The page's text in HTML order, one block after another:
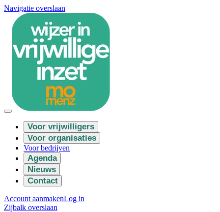
Navigatie overslaan
Voor vrijwilligers
Voor organisaties
Voor bedrijven
Agenda
Nieuws
Contact
Account aanmakenLog in
Zijbalk overslaan